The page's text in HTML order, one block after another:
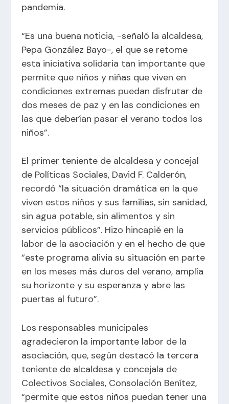
pandemia.
“Es una buena noticia, -señaló la alcaldesa,
Pepa González Bayo-, el que se retome
esta iniciativa solidaria tan importante que
permite que niños y niñas que viven en
condiciones extremas puedan disfrutar de
dos meses de paz y en las condiciones en
las que deberían pasar el verano todos los
niños”.
El primer teniente de alcaldesa y concejal
de Políticas Sociales, David F. Calderón,
recordó “la situación dramática en la que
viven estos niños y sus familias, sin sanidad,
sin agua potable, sin alimentos y sin
servicios públicos”. Hizo hincapié en la
labor de la asociación y en el hecho de que
“este programa alivia su situación en parte
en los meses más duros del verano, amplía
su horizonte y su esperanza y abre las
puertas al futuro”.
Los responsables municipales
agradecieron la importante labor de la
asociación, que, según destacó la tercera
teniente de alcaldesa y concejala de
Colectivos Sociales, Consolación Benítez,
“permite que estos niños puedan tener una